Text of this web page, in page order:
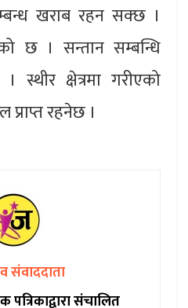
खराब रहन सक्छ ।
छ । सन्तान सम्बन्धि
क्षेत्रमा गरीएको
प्राप्त रहनेछ ।
संवाददाता
पत्रिकाद्वारा संचालित